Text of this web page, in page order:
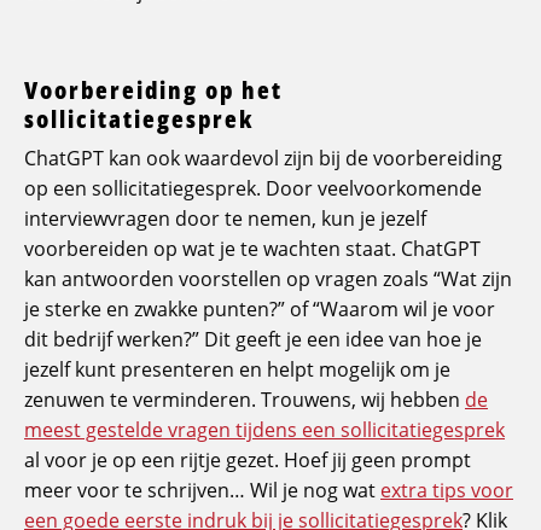
Voorbereiding op het
sollicitatiegesprek
ChatGPT kan ook waardevol zijn bij de voorbereiding
op een sollicitatiegesprek. Door veelvoorkomende
interviewvragen door te nemen, kun je jezelf
voorbereiden op wat je te wachten staat. ChatGPT
kan antwoorden voorstellen op vragen zoals “Wat zijn
je sterke en zwakke punten?” of “Waarom wil je voor
dit bedrijf werken?” Dit geeft je een idee van hoe je
jezelf kunt presenteren en helpt mogelijk om je
zenuwen te verminderen. Trouwens, wij hebben de
meest gestelde vragen tijdens een sollicitatiegesprek
al voor je op een rijtje gezet. Hoef jij geen prompt
meer voor te schrijven… Wil je nog wat extra tips voor
een goede eerste indruk bij je sollicitatiegesprek? Klik